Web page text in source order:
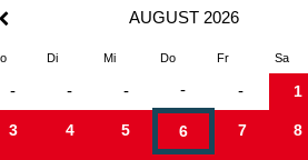
AUGUST 2026
Di Mi Do Fr Sa
- - - - - 1
3 4 5 6 7 8